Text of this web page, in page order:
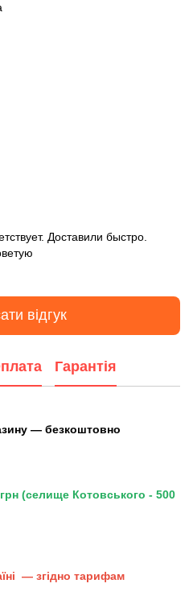
Доставили быстро.
відгук
Гарантія
— безкоштовно
(селище Котовського - 500
— згідно тарифам